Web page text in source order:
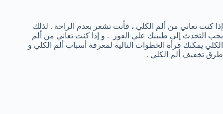
إذا كنت تعاني من ألم الكلي ، فأنت تشعر بعدم الراحة . لذلك
يجب التحدث إلي طبيبك علي الفور . و إذا كنت تعاني من ألم
الكلي يمكنك قرأة الخطوات التالية لمعرفة أسباب ألم الكلي و
طرق تخفيف ألم الكلي .